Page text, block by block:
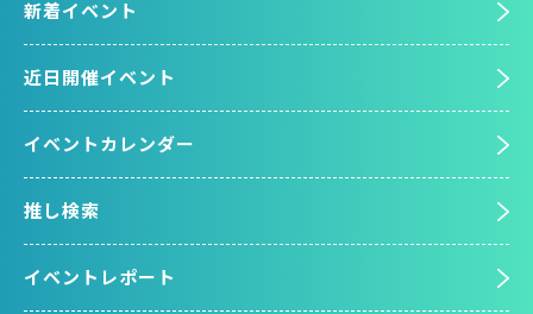
新着イベント
近日開催イベント
イベントカレンダー
推し検索
イベントレポート